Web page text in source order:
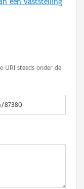
URI steeds onder de